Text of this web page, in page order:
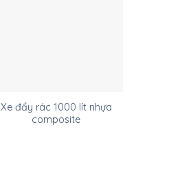
Xe đẩy rác 1000 lít nhựa
composite